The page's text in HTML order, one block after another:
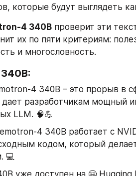
которые будут выглядеть
4 340B проверит эти
их по пяти критериям:
и многословность.
4 340B – это прорыв в
дает разработчикам мощный
LLM. 🧠💪
4 340B работает с
кодом, который
💻
уже доступен на 🤗 Hugging